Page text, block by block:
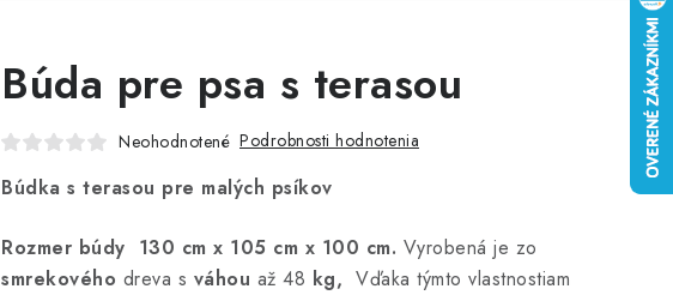
Búda pre psa s terasou
Neohodnotené Podrobnosti hodnotenia
Búdka s terasou pre malých psíkov
Rozmer búdy 130 cm x 105 cm x 100 cm. Vyrobená je zo
smrekového dreva s váhou až 48 kg, Vďaka týmto vlastnostiam